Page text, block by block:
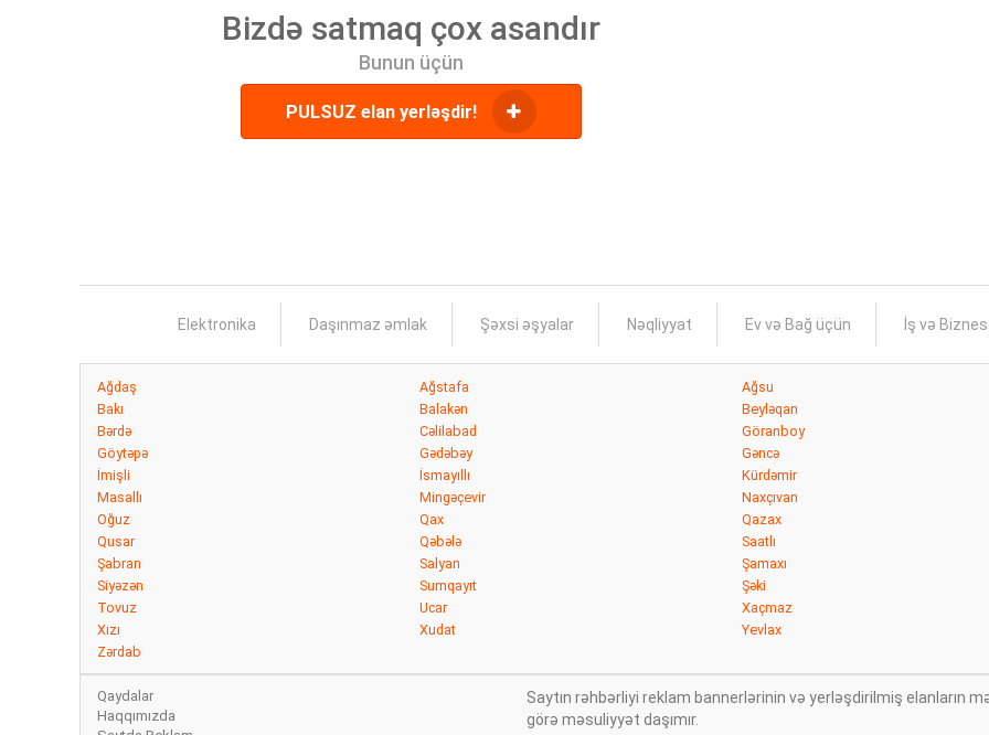
Bizdə satmaq çox asandır
Bunun üçün
PULSUZ elan yerləşdir!
Elektronika Daşınmaz əmlak Şəxsi əşyalar Nəqliyyat Ev və Bağ üçün İş və
Ağdaş Ağstafa Ağsu
Bakı
Balakən Beyləqan
Bərdə
Cəlilabad Göranboy
Göytəpə
Gədəbəy Gəncə
İmişli
İsmayıllı Kürdəmir
Masallı
Mingəçevir Naxçıvan
Oğuz
Qax Qazax
Qusar
Qəbələ Saatlı
Şabran
Salyan Şamaxı
Siyəzən
Sumqayıt Şəki
Tovuz
Ucar Xaçmaz
Xızı
Xudat Yevlax
Zərdab
Qaydalar
Haqqımızda
Saytın rəhbərliyi reklam bannerlərinin və yerləşdirilmiş elanların
görə məsuliyyət daşımır.